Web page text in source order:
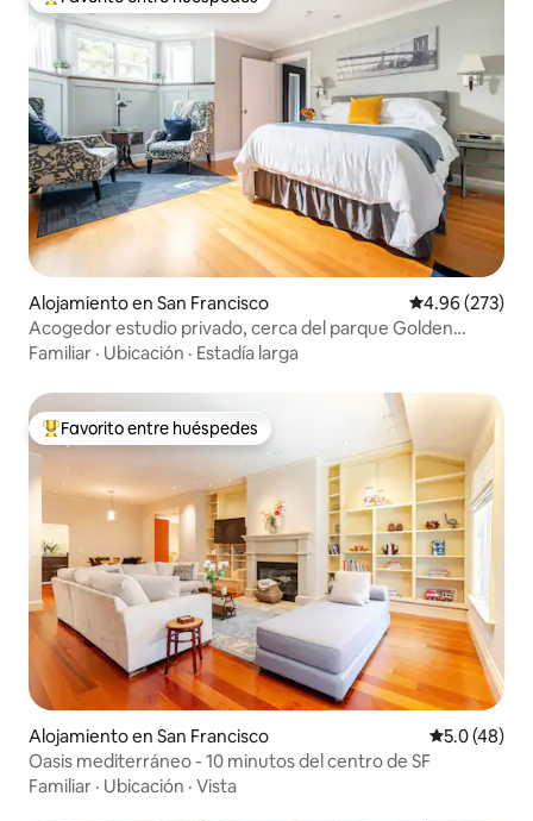
Favorito entre huéspedes preferido
Alojamiento en San Francisco Calificación
4.96 (273)
Acogedor estudio privado, cerca del parque Golden
Gate/USF
Familiar · Ubicación · Estadía larga
Favorito entre huéspedes preferido
Favorito entre huéspedes
Alojamiento en San Francisco Calificación
5.0 (48)
Oasis mediterráneo - 10 minutos del centro de SF
Familiar · Ubicación · Vista